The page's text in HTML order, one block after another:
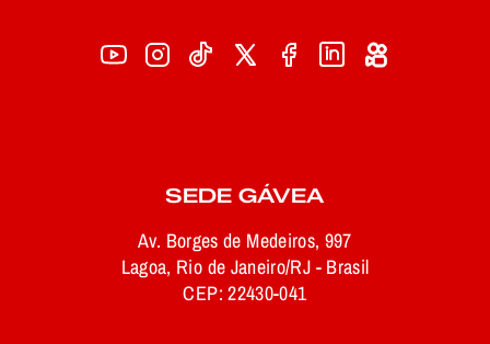
SEDE GÁVEA
Av. Borges de Medeiros, 997
Lagoa, Rio de Janeiro/RJ - Brasil
CEP: 22430-041